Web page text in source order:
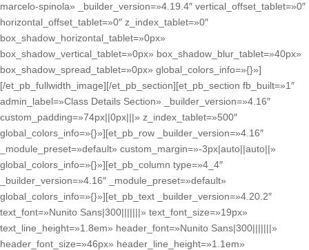
marcelo-spinola» _builder_version=»4.19.4″ vertical_offset_tablet=»0″
horizontal_offset_tablet=»0″ z_index_tablet=»0″
box_shadow_horizontal_tablet=»0px»
box_shadow_vertical_tablet=»0px» box_shadow_blur_tablet=»40px»
box_shadow_spread_tablet=»0px» global_colors_info=»{}»]
[/et_pb_fullwidth_image][/et_pb_section][et_pb_section fb_built=»1″
admin_label=»Class Details Section» _builder_version=»4.16″
custom_padding=»74px||0px|||» z_index_tablet=»500″
global_colors_info=»{}»][et_pb_row _builder_version=»4.16″
_module_preset=»default» custom_margin=»-3px|auto||auto||»
global_colors_info=»{}»][et_pb_column type=»4_4″
_builder_version=»4.16″ _module_preset=»default»
global_colors_info=»{}»][et_pb_text _builder_version=»4.20.2″
text_font=»Nunito Sans|300|||||||» text_font_size=»19px»
text_line_height=»1.8em» header_font=»Nunito Sans|300|||||||»
header_font_size=»46px» header_line_height=»1.1em»